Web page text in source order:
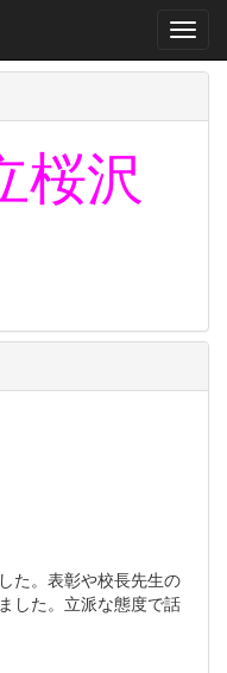
桜沢
た。表彰や校長先生の
した。立派な態度で話